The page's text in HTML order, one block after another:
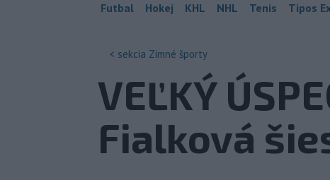
Futbal Hokej KHL NHL Tenis Tipos
< sekcia Zimné športy
VEĽKÝ
Fialková